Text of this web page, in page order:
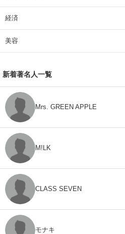
経済
美容
新着著名人一覧
Mrs. GREEN APPLE
M!LK
CLASS SEVEN
モナキ